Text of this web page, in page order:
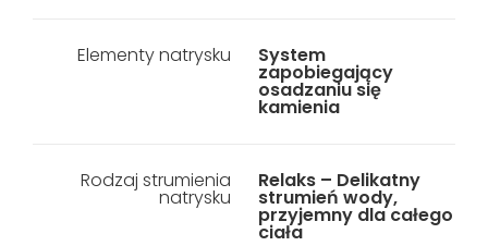
Elementy natrysku System
zapobiegający
osadzaniu się
kamienia
Rodzaj strumienia
natrysku
Relaks – Delikatny
strumień wody,
przyjemny dla całego
ciała